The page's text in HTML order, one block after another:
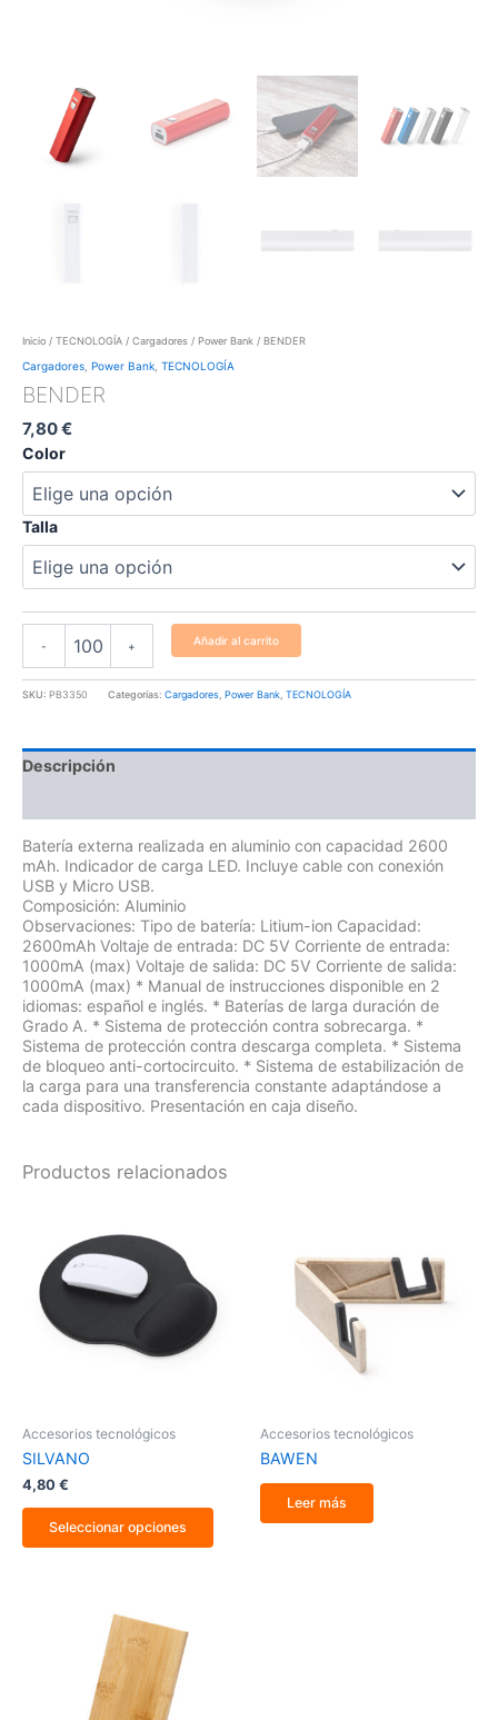
Inicio / TECNOLOGÍA / Cargadores / Power Bank / BENDER
Cargadores Power Bank TECNOLOGÍA
BENDER
7,80€
Color
Talla
- + Añadir al carrito
SKU: PB3350 Categorías: Cargadores Power Bank TECNOLOGÍA
Descripción
Batería externa realizada en aluminio con capacidad 2600
mAh. Indicador de carga LED. Incluye cable con conexión
USB y Micro USB.
Composición: Aluminio
Observaciones: Tipo de batería: Litium-ion Capacidad:
2600mAh Voltaje de entrada: DC 5V Corriente de entrada:
1000mA (max) Voltaje de salida: DC 5V Corriente de salida:
1000mA (max) * Manual de instrucciones disponible en 2
idiomas: español e inglés. * Baterías de larga duración de
Grado A. * Sistema de protección contra sobrecarga. *
Sistema de protección contra descarga completa. * Sistema
de bloqueo anti-cortocircuito. * Sistema de estabilización de
la carga para una transferencia constante adaptándose a
cada dispositivo. Presentación en caja diseño.
Productos relacionados
Accesorios tecnológicos
SILVANO
4,80 €
Seleccionar opciones
Las
opciones
página
producto
Accesorios tecnológicos
BAWEN
Leer más